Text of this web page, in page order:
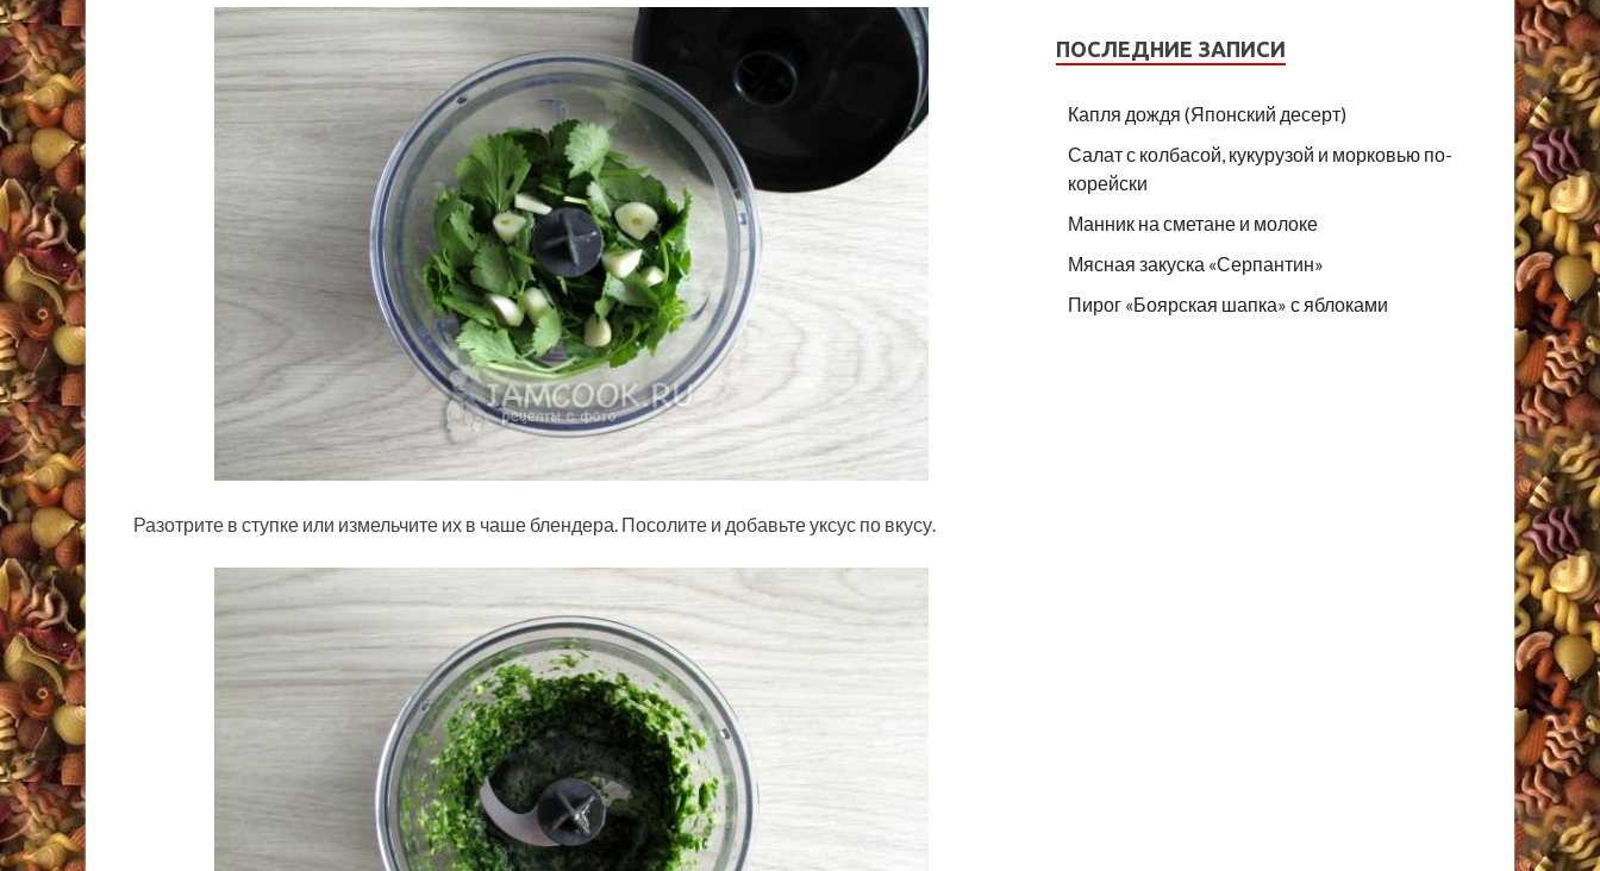
Разотрите в ступке или измельчите их в чаше блендера. Посолите и добавьте уксус по вкусу.
ПОСЛЕДНИЕ ЗАПИСИ
Капля дождя (Японский десерт)
Салат с колбасой, кукурузой и морковью по-
корейски
Манник на сметане и молоке
Мясная закуска «Серпантин»
Пирог «Боярская шапка» с яблоками